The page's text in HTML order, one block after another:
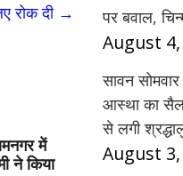
रोक दी →
में
ने किया
पर बवाल,
August
सावन
आस्था का
से लगी
August